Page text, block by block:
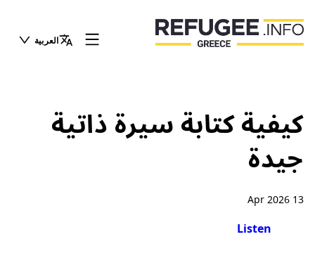
العربية
كيفية كتابة سيرة ذاتية
جيدة
13 Apr 2026
Listen